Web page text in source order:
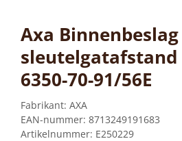
Axa
sleutelgatafstand
6350-70-91/56E
Fabrikant: AXA
EAN-nummer: 8713249191683
Artikelnummer: E250229